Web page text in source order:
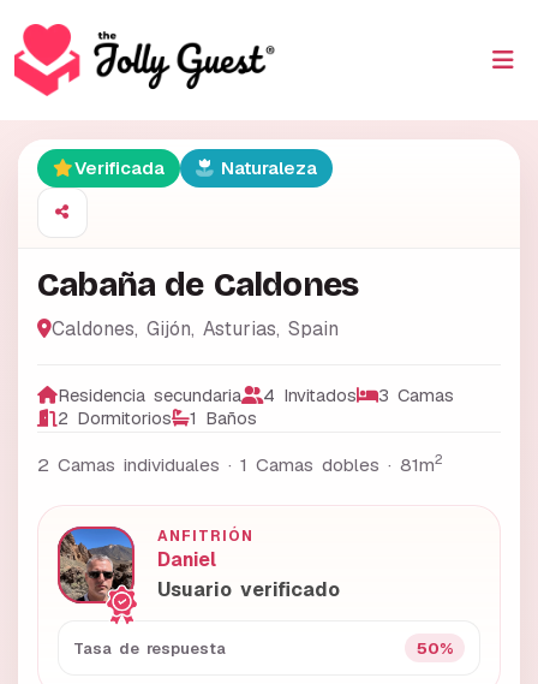
Verificada Naturaleza
Cabaña de Caldones
Caldones, Gijón, Asturias, Spain
Residencia secundaria 4 Invitados
3 Camas
2 Dormitorios
1 Baños
2 Camas individuales · 1 Camas dobles · 81m2
ANFITRIÓN
Daniel
Usuario verificado
Tasa de respuesta 50%